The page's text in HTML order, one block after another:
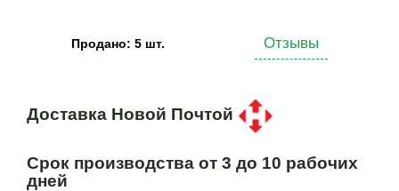
Продано: 5 шт. Отзывы
Доставка Новой Почтой
Срок производства от 3 до 10 рабочих
дней